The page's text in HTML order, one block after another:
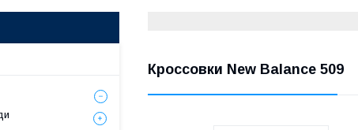
Кроссовки New Balance 509